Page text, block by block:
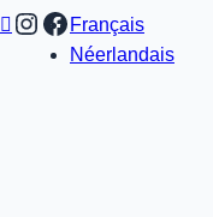
 Instagram
Facebook
Français
Néerlandais